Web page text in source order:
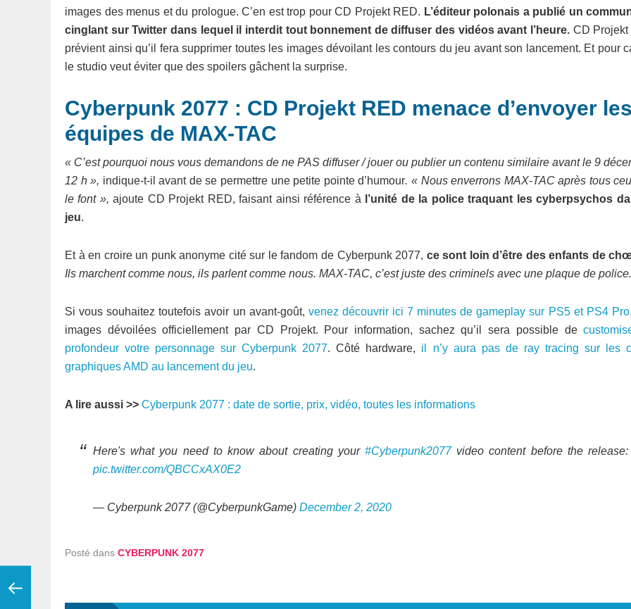
images des menus et du prologue. C’en est trop pour CD Projekt RED. L’éditeur polonais a publié un
cinglant sur Twitter dans lequel il interdit tout bonnement de diffuser des vidéos avant l’heure. CD Projekt
prévient ainsi qu’il fera supprimer toutes les images dévoilant les contours du jeu avant son lancement. Et pour
le studio veut éviter que des spoilers gâchent la surprise.
Cyberpunk 2077 : CD Projekt RED menace d’envoyer les
équipes de MAX-TAC
« C’est pourquoi nous vous demandons de ne PAS diffuser / jouer ou publier un contenu similaire avant le 9
12 h », indique-t-il avant de se permettre une petite pointe d’humour. « Nous enverrons MAX-TAC après tous
le font »,ajoute CD Projekt RED, faisant ainsi référence à
l’unité de la police traquant les cyberpsychos
jeu.
Et à en croire un punk anonyme cité sur le fandom de Cyberpunk 2077, ce sont loin d’être des enfants de
Ils marchent comme nous, ils parlent comme nous. MAX-TAC, c’est juste des criminels avec une plaque de
Si vous souhaitez toutefois avoir un avant-goût, venez découvrir ici 7 minutes de gameplay sur PS5 et PS4 Pro
images dévoilées officiellement par CD Projekt. Pour information, sachez qu’il sera possible de
profondeur votre personnage sur Cyberpunk 2077. Côté hardware, il n’y aura pas de ray tracing sur les
graphiques AMD au lancement du jeu.
A lire aussi >> Cyberpunk 2077 : date de sortie, prix, vidéo, toutes les informations
Here's what you need to know about creating your #Cyberpunk2077video content before the release:
pic.twitter.com/QBCCxAX0E2
— Cyberpunk 2077 (@CyberpunkGame) December 2, 2020
Posté dans CYBERPUNK 2077